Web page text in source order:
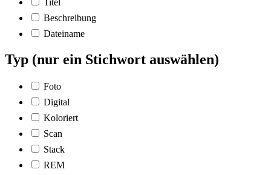
Titel
Beschreibung
Dateiname
Typ (nur ein Stichwort auswählen)
Foto
Digital
Koloriert
Scan
Stack
REM